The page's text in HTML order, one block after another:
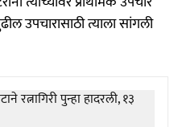
उपचारासाठी त्याला सांगली